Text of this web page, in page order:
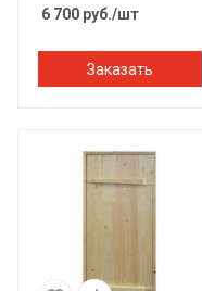
6 700 руб./шт
Заказать